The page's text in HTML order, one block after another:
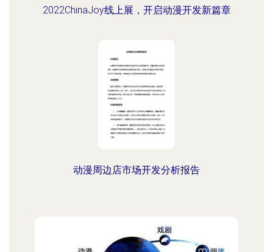
2022ChinaJoy线上展，开启动漫开发新篇章
动漫周边店市场开发分析报告